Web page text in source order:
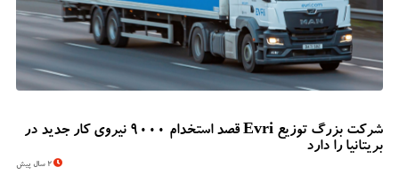
شرکت بزرگ توزیع Evri قصد استخدام ۹۰۰۰ نیروی کار جدید در
بریتانیا را دارد
2 سال پیش